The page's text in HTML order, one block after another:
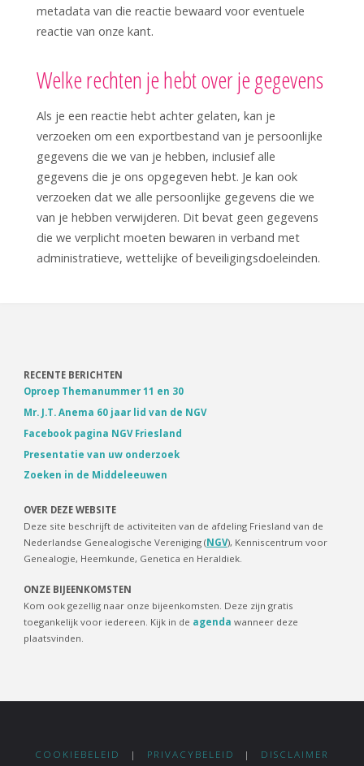
metadata van die reactie bewaard voor eventuele
reactie van onze kant.
Welke rechten je hebt over je gegevens
Als je een reactie hebt achter gelaten, kan je
verzoeken om een exportbestand van je persoonlijke
gegevens die we van je hebben, inclusief alle
gegevens die je ons opgegeven hebt. Je kan ook
verzoeken dat we alle persoonlijke gegevens die we
van je hebben verwijderen. Dit bevat geen gegevens
die we verplicht moeten bewaren in verband met
administratieve, wettelijke of beveiligingsdoeleinden.
RECENTE BERICHTEN
Oproep Themanummer 11 en 30
Mr. J.T. Anema 60 jaar lid van de NGV
Facebook pagina NGV Friesland
Presentatie van uw onderzoek
Zoeken in de Middeleeuwen
OVER DEZE WEBSITE
Deze site beschrijft de activiteiten van de afdeling Friesland van de
Nederlandse Genealogische Vereniging (NGV), Kenniscentrum voor
Genealogie, Heemkunde, Genetica en Heraldiek.
ONZE BIJEENKOMSTEN
Kom ook gezellig naar onze bijeenkomsten. Deze zijn gratis
toegankelijk voor iedereen. Kijk in de agenda wanneer deze
plaatsvinden.
COOKIEBELEID | PRIVACYBELEID | DISCLAIMER